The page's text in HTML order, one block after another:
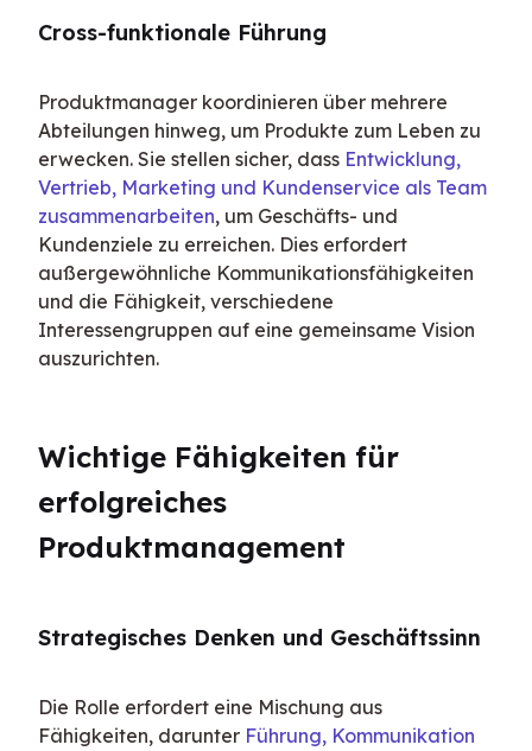
Cross-funktionale Führung
Produktmanager koordinieren über mehrere
Abteilungen hinweg, um Produkte zum Leben zu
erwecken. Sie stellen sicher, dass Entwicklung,
Vertrieb, Marketing und Kundenservice als Team
zusammenarbeiten, um Geschäfts- und
Kundenziele zu erreichen. Dies erfordert
außergewöhnliche Kommunikationsfähigkeiten
und die Fähigkeit, verschiedene
Interessengruppen auf eine gemeinsame Vision
auszurichten.
Wichtige Fähigkeiten für
erfolgreiches
Produktmanagement
Strategisches Denken und Geschäftssinn
Die Rolle erfordert eine Mischung aus
Fähigkeiten, darunter Führung, Kommunikation